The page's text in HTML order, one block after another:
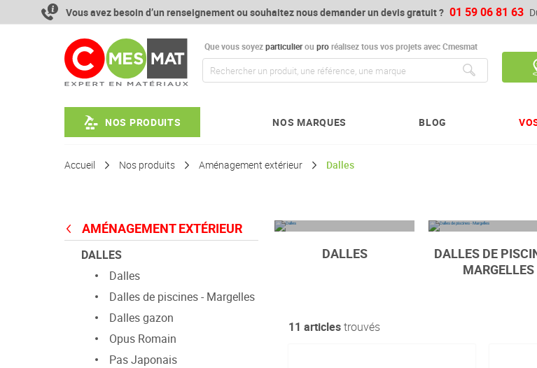
contenu
Vous avez besoin d’un renseignement ou souhaitez nous demander un devis gratuit ? 01 59 06 81 63
Que vous soyezparticulierou proréalisez tous vos projets avec Cmesmat
NOS PRODUITS NOS MARQUES BLOG
Accueil Nos produits Aménagement extérieur Dalles
DALLES
DALLES DE
MARGELLES
11 articlestrouvés
AMÉNAGEMENT EXTÉRIEUR
DALLES
Dalles
Dalles de piscines - Margelles
Dalles gazon
Opus Romain
Pas Japonais